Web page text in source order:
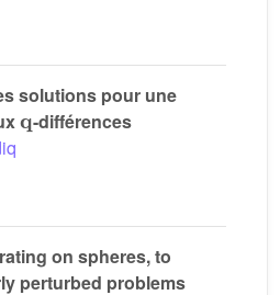
solutions pour une
𝐪
-différences
on spheres, to
perturbed problems